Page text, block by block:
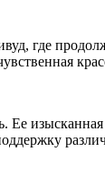
где